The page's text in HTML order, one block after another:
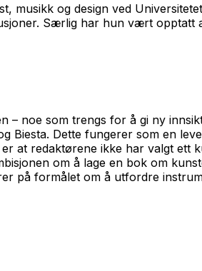
musikk og design ved
Særlig har hun vært opptatt
– noe som trengs for å gi ny
Biesta. Dette fungerer som en
at redaktørene ikke har valgt ett
om å lage en bok om
på formålet om å utfordre